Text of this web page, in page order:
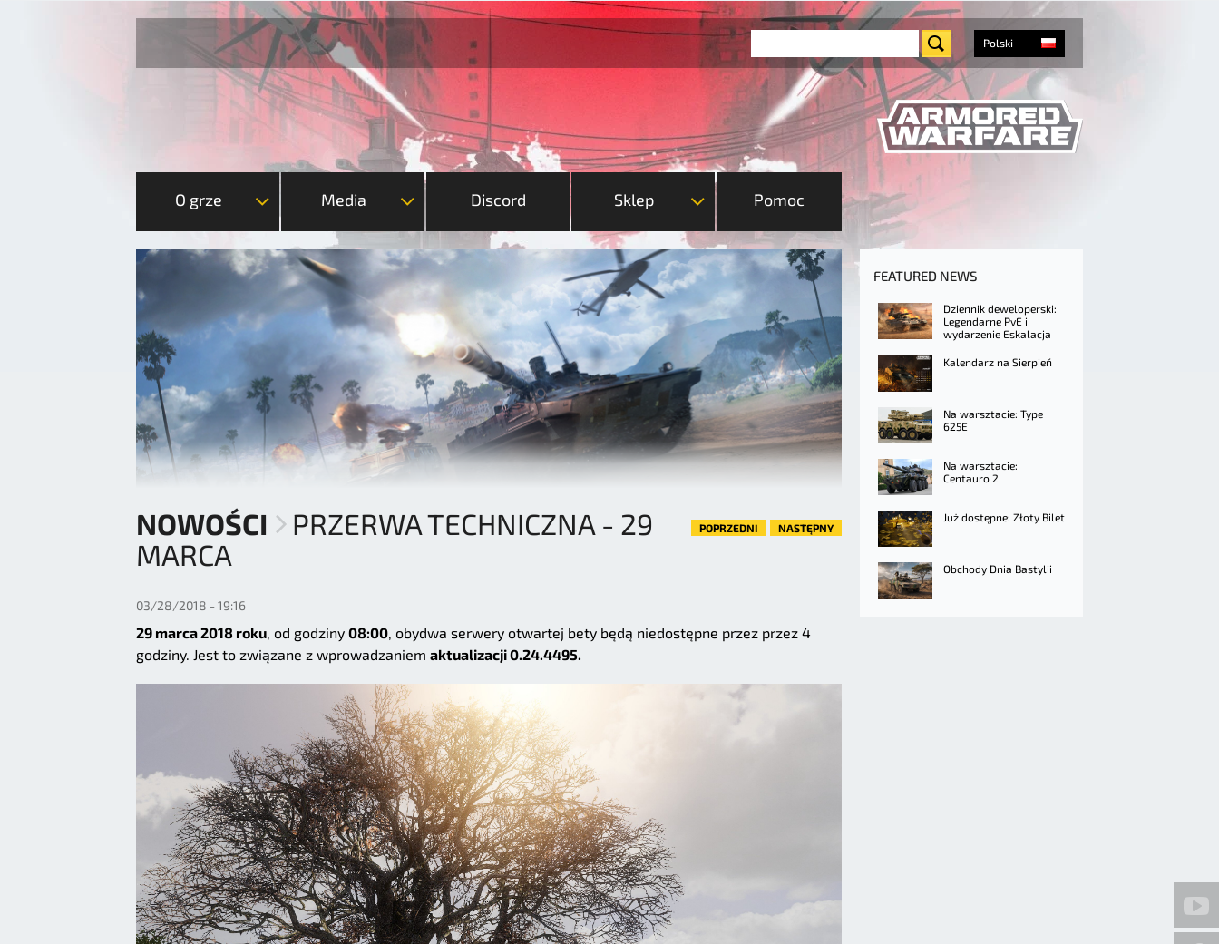
Polski
O grze Media Discord Sklep Pomoc
NOWOŚCI
PRZERWA TECHNICZNA - 29
MARCA
POPRZEDNI NASTĘPNY
03/28/2018 - 19:16
29 marca 2018 roku, od godziny 08:00, obydwa serwery otwartej bety będą niedostępne przez przez 4
godziny. Jest to związane z wprowadzaniem aktualizacji 0.24.4495.
FEATURED NEWS
Dziennik deweloperski:
Legendarne PvE i
wydarzenie Eskalacja
Kalendarz na Sierpień
Na warsztacie: Type
625E
Na warsztacie:
Centauro 2
Już dostępne: Złoty Bilet
Obchody Dnia Bastylii